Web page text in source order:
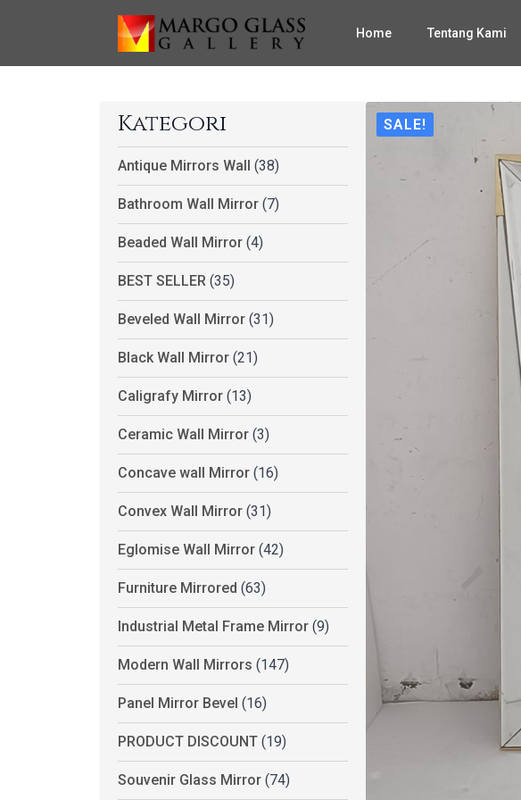
Home Tentang Kami
Kategori
Antique Mirrors Wall (38)
Bathroom Wall Mirror (7)
Beaded Wall Mirror (4)
BEST SELLER (35)
Beveled Wall Mirror (31)
Black Wall Mirror (21)
Caligrafy Mirror (13)
Ceramic Wall Mirror (3)
Concave wall Mirror (16)
Convex Wall Mirror (31)
Eglomise Wall Mirror (42)
Furniture Mirrored (63)
Industrial Metal Frame Mirror (9)
Modern Wall Mirrors (147)
Panel Mirror Bevel (16)
PRODUCT DISCOUNT (19)
Souvenir Glass Mirror (74)
SALE!